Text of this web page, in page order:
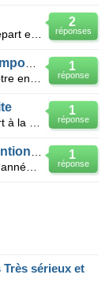
2
réponses
1
réponse
1
réponse
1
réponse
sérieux et